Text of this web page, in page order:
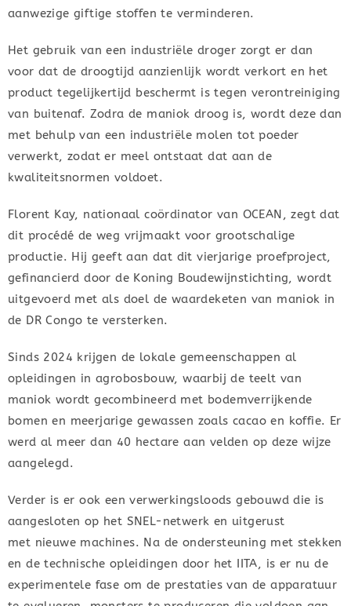
aanwezige giftige stoffen te verminderen.
Het gebruik van een industriële droger zorgt er dan
voor dat de droogtijd aanzienlijk wordt verkort en het
product tegelijkertijd beschermt is tegen verontreiniging
van buitenaf. Zodra de maniok droog is, wordt deze dan
met behulp van een industriële molen tot poeder
verwerkt, zodat er meel ontstaat dat aan de
kwaliteitsnormen voldoet.
Florent Kay, nationaal coördinator van OCEAN, zegt dat
dit procédé de weg vrijmaakt voor grootschalige
productie. Hij geeft aan dat dit vierjarige proefproject,
gefinancierd door de Koning Boudewijnstichting, wordt
uitgevoerd met als doel de waardeketen van maniok in
de DR Congo te versterken.
Sinds 2024 krijgen de lokale gemeenschappen al
opleidingen in agrobosbouw, waarbij de teelt van
maniok wordt gecombineerd met bodemverrijkende
bomen en meerjarige gewassen zoals cacao en koffie. Er
werd al meer dan 40 hectare aan velden op deze wijze
aangelegd.
Verder is er ook een verwerkingsloods gebouwd die is
aangesloten op het SNEL-netwerk en uitgerust
met nieuwe machines. Na de ondersteuning met stekken
en de technische opleidingen door het IITA, is er nu de
experimentele fase om de prestaties van de apparatuur